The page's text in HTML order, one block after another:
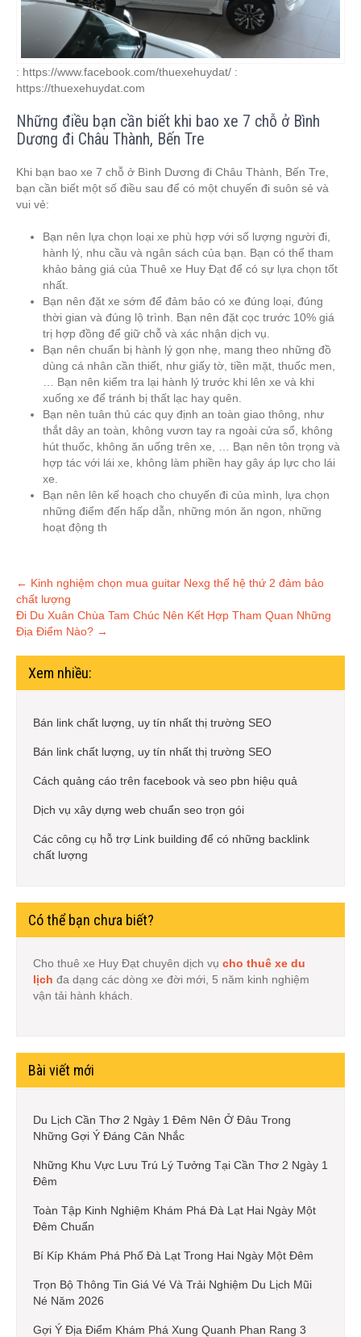
: https://www.facebook.com/thuexehuydat/ :
https://thuexehuydat.com
Những điều bạn cần biết khi bao xe 7 chỗ ở Bình
Dương đi Châu Thành, Bến Tre
Khi bạn bao xe 7 chỗ ở Bình Dương đi Châu Thành, Bến Tre,
bạn cần biết một số điều sau để có một chuyến đi suôn sẻ và
vui vẻ:
Bạn nên lựa chọn loại xe phù hợp với số lượng người đi,
hành lý, nhu cầu và ngân sách của bạn. Bạn có thể tham
khảo bảng giá của Thuê xe Huy Đạt để có sự lựa chọn tốt
nhất.
Bạn nên đặt xe sớm để đảm bảo có xe đúng loại, đúng
thời gian và đúng lộ trình. Bạn nên đặt cọc trước 10% giá
trị hợp đồng để giữ chỗ và xác nhận dịch vụ.
Bạn nên chuẩn bị hành lý gọn nhẹ, mang theo những đồ
dùng cá nhân cần thiết, như giấy tờ, tiền mặt, thuốc men,
… Bạn nên kiểm tra lại hành lý trước khi lên xe và khi
xuống xe để tránh bị thất lạc hay quên.
Bạn nên tuân thủ các quy định an toàn giao thông, như
thắt dây an toàn, không vươn tay ra ngoài cửa sổ, không
hút thuốc, không ăn uống trên xe, … Bạn nên tôn trọng và
hợp tác với lái xe, không làm phiền hay gây áp lực cho lái
xe.
Bạn nên lên kế hoạch cho chuyến đi của mình, lựa chọn
những điểm đến hấp dẫn, những món ăn ngon, những
hoạt động th
Post
navigation
← Kinh nghiệm chọn mua guitar Nexg thế hệ thứ 2 đảm bảo
chất lượng
Đi Du Xuân Chùa Tam Chúc Nên Kết Hợp Tham Quan Những
Địa Điểm Nào? →
Xem nhiều:
Bán link chất lượng, uy tín nhất thị trường SEO
Bán link chất lượng, uy tín nhất thị trường SEO
Cách quảng cáo trên facebook và seo pbn hiệu quả
Dịch vụ xây dựng web chuẩn seo trọn gói
Các công cụ hỗ trợ Link building để có những backlink
chất lượng
Có thể bạn chưa biết?
Cho thuê xe Huy Đạt chuyên dịch vụ cho thuê xe du
lịch đa dạng các dòng xe đời mới, 5 năm kinh nghiệm
vận tải hành khách.
Bài viết mới
Du Lịch Cần Thơ 2 Ngày 1 Đêm Nên Ở Đâu Trong
Những Gợi Ý Đáng Cân Nhắc
Những Khu Vực Lưu Trú Lý Tưởng Tại Cần Thơ 2 Ngày 1
Đêm
Toàn Tập Kinh Nghiệm Khám Phá Đà Lạt Hai Ngày Một
Đêm Chuẩn
Bí Kíp Khám Phá Phố Đà Lạt Trong Hai Ngày Một Đêm
Trọn Bộ Thông Tin Giá Vé Và Trải Nghiệm Du Lịch Mũi
Né Năm 2026
Gợi Ý Địa Điểm Khám Phá Xung Quanh Phan Rang 3